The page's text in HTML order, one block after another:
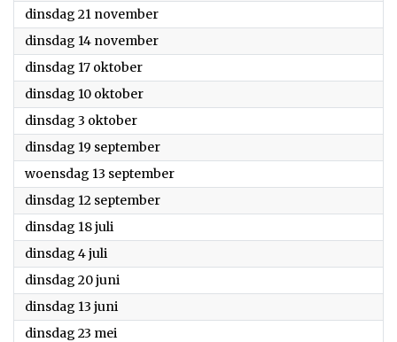
dinsdag 21 november2023
dinsdag 14 november2023
dinsdag 17 oktober2023
dinsdag 10 oktober2023
dinsdag 3 oktober2023
dinsdag 19 september2023
woensdag 13 september2023
dinsdag 12 september2023
dinsdag 18 juli
dinsdag 4 juli
dinsdag 20 juni
dinsdag 13 juni
dinsdag 23 mei